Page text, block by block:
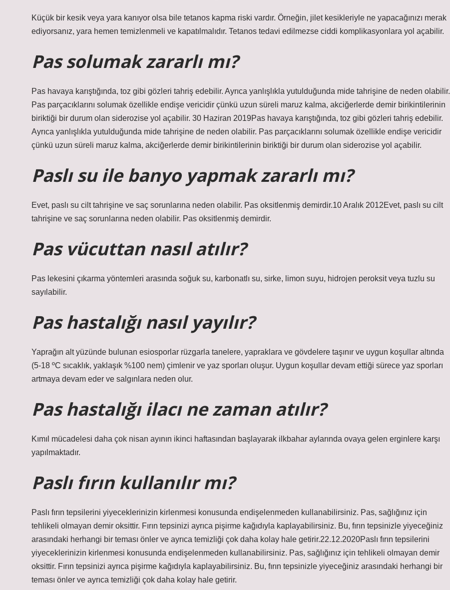
Küçük bir kesik veya yara kanıyor olsa bile tetanos kapma riski vardır. Örneğin, jilet kesikleriyle ne yapacağınızı merak
ediyorsanız, yara hemen temizlenmeli ve kapatılmalıdır. Tetanos tedavi edilmezse ciddi komplikasyonlara yol açabilir.
Pas solumak zararlı mı?
Pas havaya karıştığında, toz gibi gözleri tahriş edebilir. Ayrıca yanlışlıkla yutulduğunda mide tahrişine de neden olabilir.
Pas parçacıklarını solumak özellikle endişe vericidir çünkü uzun süreli maruz kalma, akciğerlerde demir birikintilerinin
biriktiği bir durum olan siderozise yol açabilir. 30 Haziran 2019Pas havaya karıştığında, toz gibi gözleri tahriş edebilir.
Ayrıca yanlışlıkla yutulduğunda mide tahrişine de neden olabilir. Pas parçacıklarını solumak özellikle endişe vericidir
çünkü uzun süreli maruz kalma, akciğerlerde demir birikintilerinin biriktiği bir durum olan siderozise yol açabilir.
Paslı su ile banyo yapmak zararlı mı?
Evet, paslı su cilt tahrişine ve saç sorunlarına neden olabilir. Pas oksitlenmiş demirdir.10 Aralık 2012Evet, paslı su cilt
tahrişine ve saç sorunlarına neden olabilir. Pas oksitlenmiş demirdir.
Pas vücuttan nasıl atılır?
Pas lekesini çıkarma yöntemleri arasında soğuk su, karbonatlı su, sirke, limon suyu, hidrojen peroksit veya tuzlu su
sayılabilir.
Pas hastalığı nasıl yayılır?
Yaprağın alt yüzünde bulunan esiosporlar rüzgarla tanelere, yapraklara ve gövdelere taşınır ve uygun koşullar altında
(5-18 ºC sıcaklık, yaklaşık %100 nem) çimlenir ve yaz sporları oluşur. Uygun koşullar devam ettiği sürece yaz sporları
artmaya devam eder ve salgınlara neden olur.
Pas hastalığı ilacı ne zaman atılır?
Kımıl mücadelesi daha çok nisan ayının ikinci haftasından başlayarak ilkbahar aylarında ovaya gelen erginlere karşı
yapılmaktadır.
Paslı fırın kullanılır mı?
Paslı fırın tepsilerini yiyeceklerinizin kirlenmesi konusunda endişelenmeden kullanabilirsiniz. Pas, sağlığınız için
tehlikeli olmayan demir oksittir. Fırın tepsinizi ayrıca pişirme kağıdıyla kaplayabilirsiniz. Bu, fırın tepsinizle yiyeceğiniz
arasındaki herhangi bir teması önler ve ayrıca temizliği çok daha kolay hale getirir.22.12.2020Paslı fırın tepsilerini
yiyeceklerinizin kirlenmesi konusunda endişelenmeden kullanabilirsiniz. Pas, sağlığınız için tehlikeli olmayan demir
oksittir. Fırın tepsinizi ayrıca pişirme kağıdıyla kaplayabilirsiniz. Bu, fırın tepsinizle yiyeceğiniz arasındaki herhangi bir
teması önler ve ayrıca temizliği çok daha kolay hale getirir.